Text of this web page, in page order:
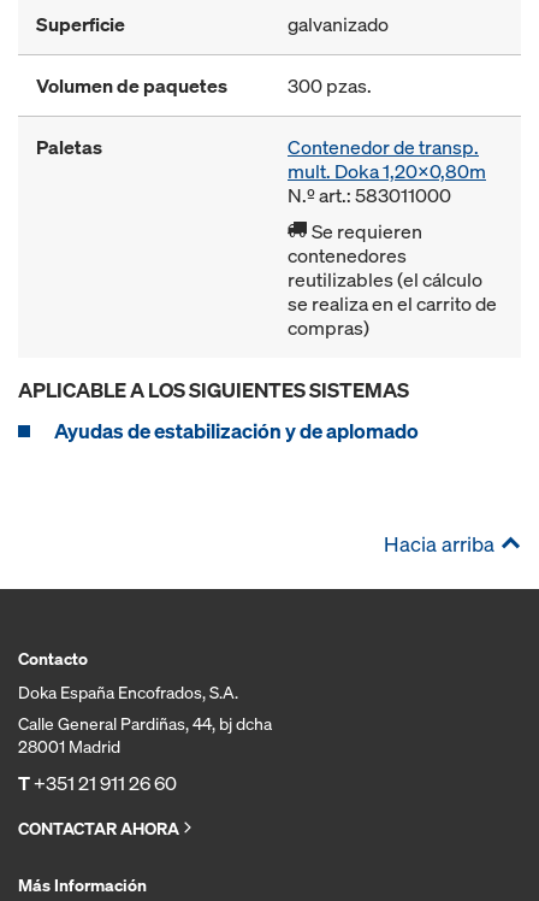
Superficie galvanizado
Volumen de paquetes 300 pzas.
Paletas
Contenedor de transp.
mult. Doka 1,20x0,80m
N.º art.: 583011000
Se requieren
contenedores
reutilizables (el cálculo
se realiza en el carrito de
compras)
APLICABLE A LOS SIGUIENTES SISTEMAS
Ayudas de estabilización y de aplomado
Hacia arriba
Contacto
Doka España Encofrados, S.A.
Calle General Pardiñas, 44, bj dcha
28001 Madrid
T+351 21 911 26 60
CONTACTAR AHORA
Más Información